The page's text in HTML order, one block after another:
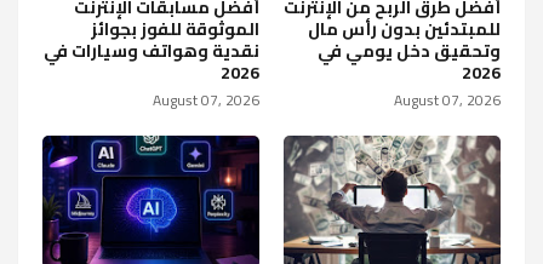
أفضل طرق الربح من الإنترنت
للمبتدئين بدون رأس مال
وتحقيق دخل يومي في
2026
August 07, 2026
أفضل مسابقات الإنترنت
الموثوقة للفوز بجوائز
نقدية وهواتف وسيارات في
2026
August 07, 2026